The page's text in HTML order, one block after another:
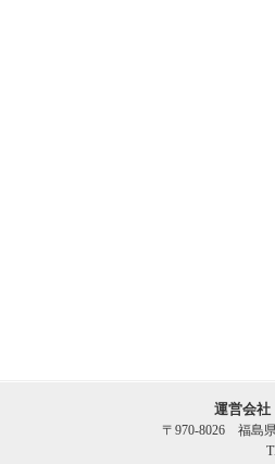
運営会
〒970-8026 福島